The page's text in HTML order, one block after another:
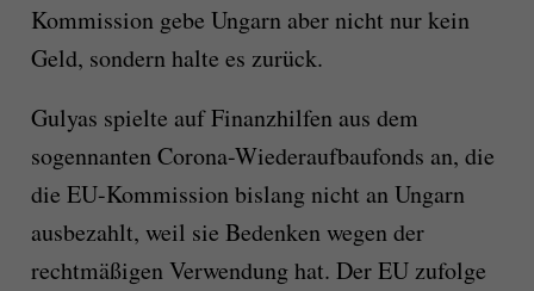
Kommission gebe Ungarn aber nicht nur kein
Geld, sondern halte es zurück.
Gulyas spielte auf Finanzhilfen aus dem
sogennanten Corona-Wiederaufbaufonds an, die
die EU-Kommission bislang nicht an Ungarn
ausbezahlt, weil sie Bedenken wegen der
rechtmäßigen Verwendung hat. Der EU zufolge